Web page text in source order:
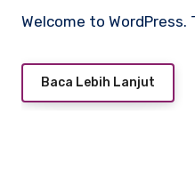
Welcome to
Baca Lebih Lanjut